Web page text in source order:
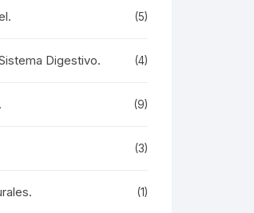
(5)
Digestivo. (4)
(9)
(3)
(1)